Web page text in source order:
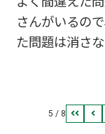
#大井町 #並河
さんがいるの
た問題は消さ
いは間違えた
といった理由
5 / 8